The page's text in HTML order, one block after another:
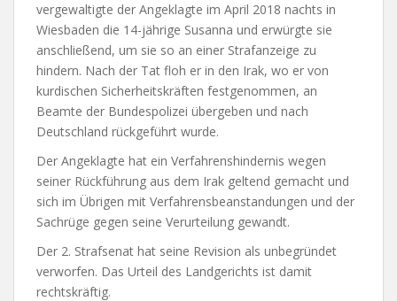
vergewaltigte der Angeklagte im April 2018 nachts in
Wiesbaden die 14-jährige Susanna und erwürgte sie
anschließend, um sie so an einer Strafanzeige zu
hindern. Nach der Tat floh er in den Irak, wo er von
kurdischen Sicherheitskräften festgenommen, an
Beamte der Bundespolizei übergeben und nach
Deutschland rückgeführt wurde.
Der Angeklagte hat ein Verfahrenshindernis wegen
seiner Rückführung aus dem Irak geltend gemacht und
sich im Übrigen mit Verfahrensbeanstandungen und der
Sachrüge gegen seine Verurteilung gewandt.
Der 2. Strafsenat hat seine Revision als unbegründet
verworfen. Das Urteil des Landgerichts ist damit
rechtskräftig.